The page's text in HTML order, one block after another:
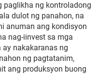
paglikha ng kontroladong
dulot ng panahon, na
anuman ang kondisyon
nag-iinvest sa mga
ay nakakaranas ng
ng pagtatanim,
ang produksyon buong